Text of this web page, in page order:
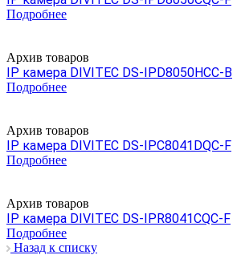
Подробнее
Архив товаров
IP камера DIVITEC DS-IPD8050HCC-B
Подробнее
Архив товаров
IP камера DIVITEC DS-IPC8041DQC-F
Подробнее
Архив товаров
IP камера DIVITEC DS-IPR8041CQC-F
Подробнее
Назад к списку